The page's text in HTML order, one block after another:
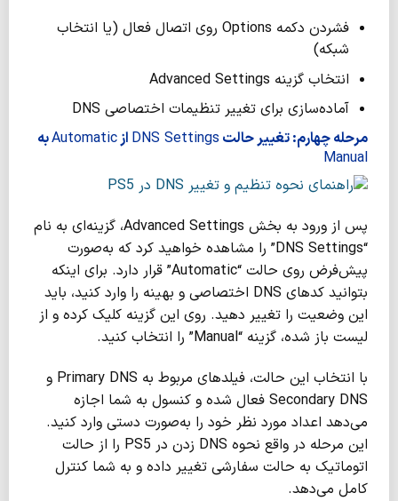
فشردن دکمه Options روی اتصال فعال (یا انتخاب
شبکه)
انتخاب گزینه Advanced Settings
آماده‌سازی برای تغییر تنظیمات اختصاصی DNS
مرحله چهارم: تغییر حالت DNS Settings ازAutomaticبه
Manual
پس از ورود به بخش Advanced Settings، گزینه‌ای به نام
“DNS Settings” را مشاهده خواهید کرد که به‌صورت
پیش‌فرض روی حالت “Automatic” قرار دارد. برای اینکه
بتوانید کدهای DNS اختصاصی و بهینه را وارد کنید، باید
این وضعیت را تغییر دهید. روی این گزینه کلیک کرده و از
لیست باز شده، گزینه “Manual” را انتخاب کنید.
با انتخاب این حالت، فیلدهای مربوط به Primary DNS و
Secondary DNS فعال شده و کنسول به شما اجازه
می‌دهد اعداد مورد نظر خود را به‌صورت دستی وارد کنید.
این مرحله در واقع نحوه DNS زدن در PS5 را از حالت
اتوماتیک به حالت سفارشی تغییر داده و به شما کنترل
کامل می‌دهد.